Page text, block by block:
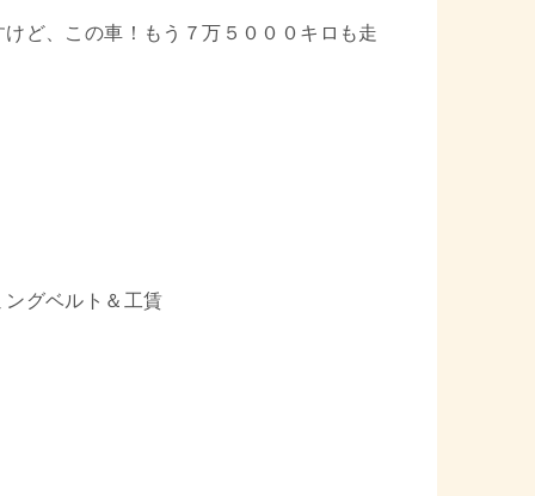
ど、この車！もう７万５０００キロも走
グベルト＆工賃